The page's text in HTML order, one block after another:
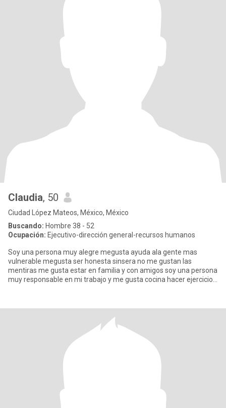
Claudia, 50
Ciudad López Mateos, México, México
Buscando: Hombre 38 - 52
Ocupación: Ejecutivo-dirección general-recursos humanos
Soy una persona muy alegre megusta ayuda ala gente mas
vulnerable megusta ser honesta sinsera no me gustan las
mentiras me gusta estar en familia y con amigos soy una persona
muy responsable en mi trabajo y me gusta cocina hacer ejercicio y